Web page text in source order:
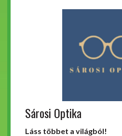
Sárosi Optika
Láss többet a világból!